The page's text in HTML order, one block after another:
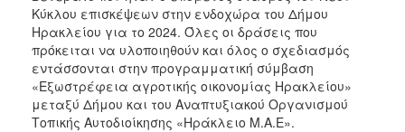
ΗΡΑΚΛΕΙΟ
Κύκλου επισκέψεων στην ενδοχώρα του Δήμου
Ηρακλείου για το 2024. Όλες οι δράσεις που
πρόκειται να υλοποιηθούν και όλος ο σχεδιασμός
εντάσσονται στην προγραμματική σύμβαση
«Εξωστρέφεια αγροτικής οικονομίας Ηρακλείου»
μεταξύ Δήμου και του Αναπτυξιακού Οργανισμού
Τοπικής Αυτοδιοίκησης «Ηράκλειο Μ.Α.Ε».